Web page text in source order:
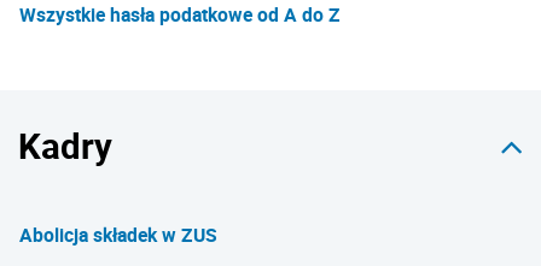
Wszystkie hasła podatkowe od A do Z
Kadry
Abolicja składek w ZUS